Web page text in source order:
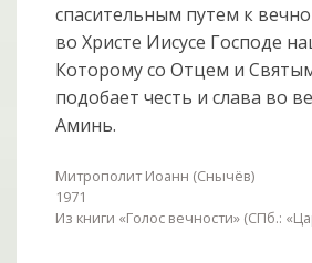
спасительным путем к
во Христе Иисусе Господе
Которому со Отцем и
подобает честь и слава во
Аминь.
Митрополит Иоанн (Снычёв)
1971
Из книги «Голос вечности» (СПб.: